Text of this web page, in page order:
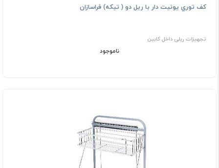
ﻛﻒ ﺗﻮري ﻳﻮﻧﻴﺖ دار با ریل دو ( ﺗﻴﻜﻪ) فراسازان
تجهیزات ریلی داخل کابین
ناموجود